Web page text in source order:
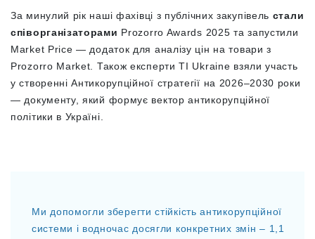
За минулий рік наші фахівці з публічних закупівель стали
співорганізаторами Prozorro Awards 2025 та запустили
Market Price — додаток для аналізу цін на товари з
Prozorro Market. Також експерти TI Ukraine взяли участь
у створенні Антикорупційної стратегії на 2026–2030 роки
— документу, який формує вектор антикорупційної
політики в Україні.
Ми допомогли зберегти стійкість антикорупційної
системи і водночас досягли конкретних змін – 1,1